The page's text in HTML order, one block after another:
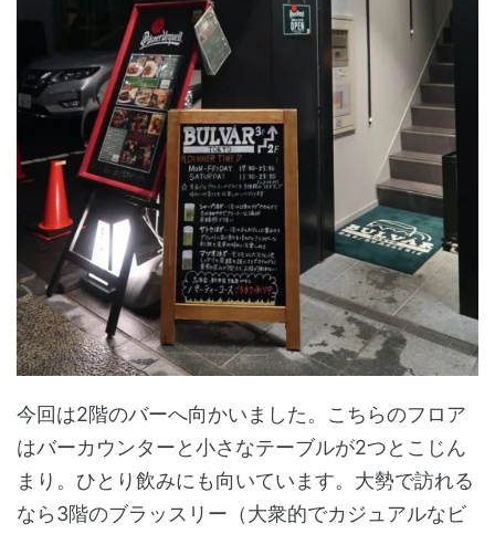
今回は2階のバーへ向かいました。こちらのフロア
はバーカウンターと小さなテーブルが2つとこじん
まり。ひとり飲みにも向いています。大勢で訪れる
なら3階のブラッスリー（大衆的でカジュアルなビ